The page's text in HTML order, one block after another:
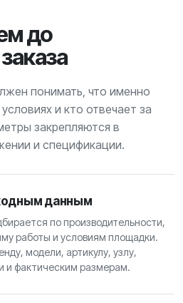
до
понимать, что именно
и кто отвечает за
закрепляются в
и спецификации.
данным
по производительности,
работы и условиям площадки.
модели, артикулу, узлу,
и фактическим размерам.